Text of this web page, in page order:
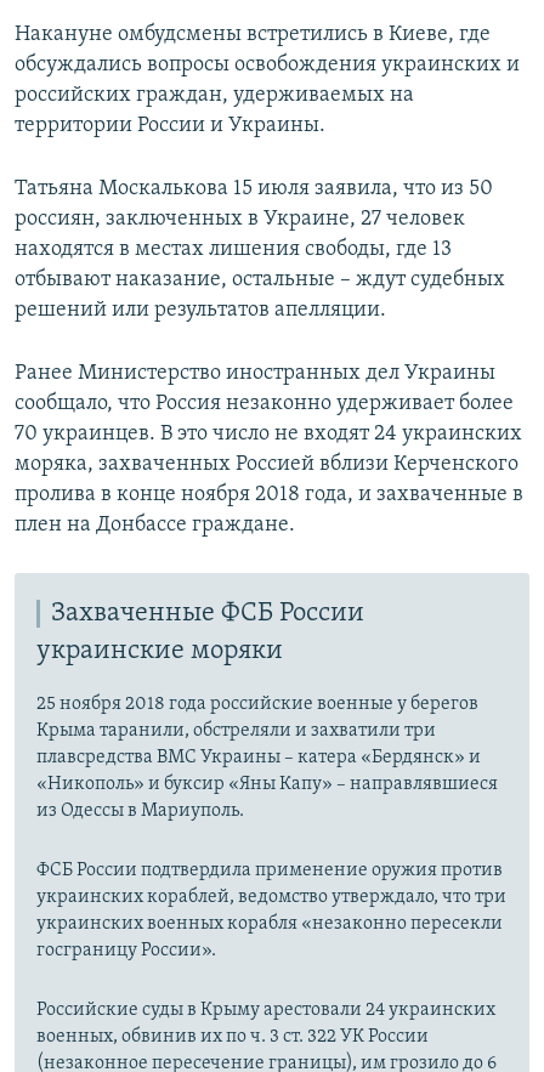
Накануне омбудсмены встретились в Киеве, где
обсуждались вопросы освобождения украинских и
российских граждан, удерживаемых на
территории России и Украины.
Татьяна Москалькова 15 июля заявила, что из 50
россиян, заключенных в Украине, 27 человек
находятся в местах лишения свободы, где 13
отбывают наказание, остальные – ждут судебных
решений или результатов апелляции.
Ранее Министерство иностранных дел Украины
сообщало, что Россия незаконно удерживает более
70 украинцев. В это число не входят 24 украинских
моряка, захваченных Россией вблизи Керченского
пролива в конце ноября 2018 года, и захваченные в
плен на Донбассе граждане.
Захваченные ФСБ России
украинские моряки
25 ноября 2018 года российские военные у берегов
Крыма таранили, обстреляли и захватили три
плавсредства ВМС Украины – катера «Бердянск» и
«Никополь» и буксир «Яны Капу» – направлявшиеся
из Одессы в Мариуполь.
ФСБ России подтвердила применение оружия против
украинских кораблей, ведомство утверждало, что три
украинских военных корабля «незаконно пересекли
госграницу России».
Российские суды в Крыму арестовали 24 украинских
военных, обвинив их по ч. 3 ст. 322 УК России
(незаконное пересечение границы), им грозило до 6